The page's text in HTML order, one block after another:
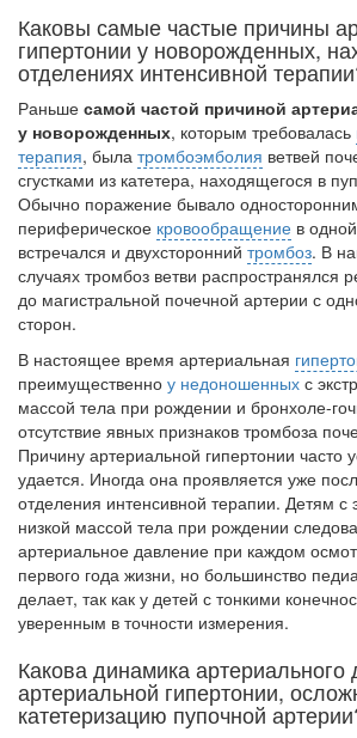
Каковы самые частые причины
гипертонии у новорожденных,
отделениях интенсивной
Раньше самой частой причиной
у новорожденных, которым требовалась
терапия, была тромбоэмболия ветвей
сгустками из катетера, находящегося в
Обычно поражение бывало
периферическое кровообращение в
встречался и двухсторонний тромбоз. В
слу­чаях тромбоз ветви распространялся
до магистральной почеч­ной артерии с
сторон.
В настоящее время артериальная
преимущественно у недоношенных с
массой тела при рождении и бронхоле-
отсутствие явных признаков тромбоза
Причину артериальной гипертонии часто
удается. Иногда она про­является уже
отделения интенсивной терапии. Детям с
низкой массой тела при рождении
артериальное давление при каждом
первого года жизни, но боль­шинство
делает, так как у детей с тонкими
уверенным в точности измерения.
Какова динамика артериального
артериальной гипертонии,
катетеризацию пупочной